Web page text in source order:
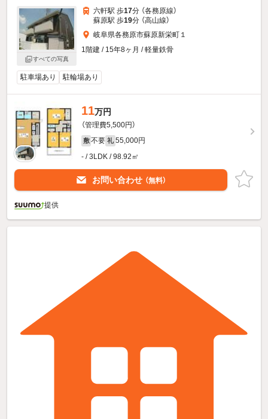
すべての写真
六軒駅 歩17分 （各務原線）
蘇原駅 歩19分 （高山線）
岐阜県各務原市蘇原新栄町１
1階建 / 15年8ヶ月 / 軽量鉄骨
駐車場あり 駐輪場あり
11万円
（管理費5,500円）
敷 不要 礼 55,000円
- / 3LDK / 98.92㎡
お問い合わせ （無料）
提供